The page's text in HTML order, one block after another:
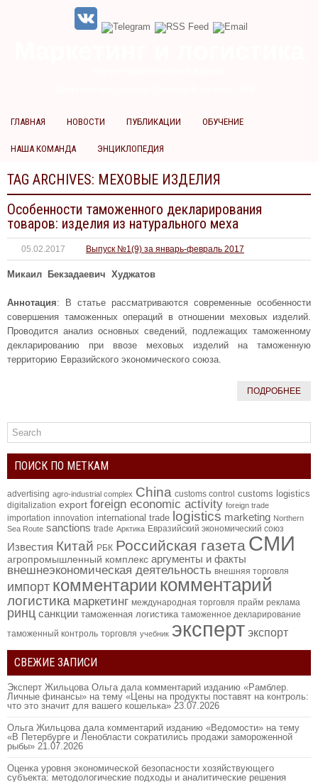
ГЛАВНАЯ НОВОСТИ ПУБЛИКАЦИИ ОБУЧЕНИЕ
НАША КОМАНДА ЭНЦИКЛОПЕДИЯ
TAG ARCHIVES: МЕХОВЫЕ ИЗДЕЛИЯ
Особенности таможенного декларирования
товаров: изделия из натурального меха
05.02.2017 Выпуск №1(9) за январь-февраль 2017
Микаил Бекзадаевич Худжатов
Аннотация: В статье рассматриваются современные особенности
совершения таможенных операций в отношении меховых изделий.
Проводится анализ основных сведений, подлежащих таможенному
декларированию при ввозе меховых изделий на таможенную
территорию Евразийского экономического союза.
ПОДРОБНЕЕ
ПОИСК ПО МЕТКАМ
advertising agro-industrial complex China customs control customs logistics
digitalization export foreign economic activity foreign trade
importation innovation international trade logistics marketing Northern
Sea Route sanctions trade Арктика Евразийский экономический союз
Известия Китай РБК Российская газета СМИ
агропромышленный комплекс аргументы и факты
внешнеэкономическая деятельность внешняя торговля
импорт комментарии комментарий
логистика маркетинг международная торговля прайм реклама
ринц санкции таможенная логистика таможенное декларирование
таможенный контроль торговля учебник эксперт экспорт
СВЕЖИЕ ЗАПИСИ
Эксперт Жильцова Ольга дала комментарий изданию «Рамблер.
Личные финансы» на тему «Цены на продукты поставят на контроль:
что это значит для вашего кошелька» 23.07.2026
Ольга Жильцова дала комментарий изданию «Ведомости» на тему
«В Петербурге и Ленобласти сократились продажи замороженной
рыбы» 21.07.2026
Оценка уровня экономической безопасности хозяйствующего
субъекта: методологические подходы и аналитические решения